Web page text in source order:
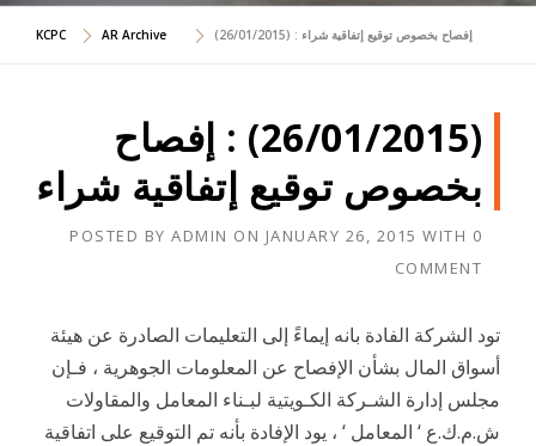
KCPC AR Archive (26/01/2015) : إفصاح بخصوص توقيع إتفاقية شراء
(26/01/2015) : إفصاح
بخصوص توقيع إتفاقية شراء
POSTED BY ADMIN ON JANUARY 26, 2015 WITH 0
COMMENT
تود الشركة الفادة بانه إيماءً إلى التعليمات الصادرة عن هيئة
أسواق المال بشأن الإفصاح عن المعلومات الجوهرية ، فـإن
مجلس إدارة الشـركة الكـويتية لبـناء المعامل والمقاولات
ش.م.ك.ع ‘ المعامل ‘ ، يود الإفادة بأنه تم التوقيع على اتفاقية